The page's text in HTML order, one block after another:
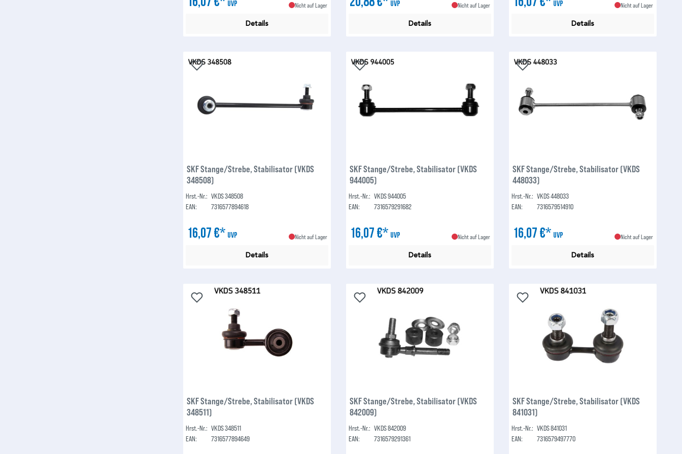
UVP Nicht auf Lager
Details
UVP Nicht auf Lager
Details
UVP Nicht auf Lager
Details
SKF Stange/Strebe, Stabilisator (VKDS
348508)
Hrst.-Nr.: VKDS 348508
EAN:
7316577894618
16,07 €* UVP Nicht auf Lager
Details
SKF Stange/Strebe, Stabilisator (VKDS
944005)
Hrst.-Nr.: VKDS 944005
EAN:
7316579291682
16,07 €* UVP Nicht auf Lager
Details
SKF Stange/Strebe, Stabilisator (VKDS
448033)
Hrst.-Nr.: VKDS 448033
EAN:
7316579514910
16,07 €* UVP Nicht auf Lager
Details
SKF Stange/Strebe, Stabilisator (VKDS
348511)
Hrst.-Nr.: VKDS 348511
EAN:
7316577894649
SKF Stange/Strebe, Stabilisator (VKDS
842009)
Hrst.-Nr.: VKDS 842009
EAN:
7316579291361
SKF Stange/Strebe, Stabilisator (VKDS
841031)
Hrst.-Nr.: VKDS 841031
EAN:
7316579497770